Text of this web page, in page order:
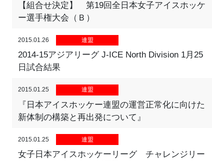
【組合せ決定】 第19回全日本女子アイスホッケ
ー選手権大会（Ｂ）
2015.01.26 連盟
2014-15アジアリーグ J-ICE North Division 1月25
日試合結果
2015.01.25 連盟
『日本アイスホッケー連盟の運営正常化に向けた
新体制の構築と再出発について』
2015.01.25 連盟
女子日本アイスホッケーリーグ チャレンジリー